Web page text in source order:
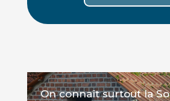
On connaît surtout la